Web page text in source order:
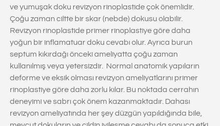
ve yumuşak doku revizyon rinoplastide çok önemlidir.
Çoğu zaman ciltte bir skar (nebde) dokusu olabilir.
Revizyon rinoplastide primer rinoplastiye göre daha
yoğun bir inflamatuar doku cevabı olur. Ayrıca burun
septum kıkırdağı önceki ameliyatta çoğu zaman
kullanılmış veya yetersizdir. Normal anatomik yapıların
deforme ve eksik olması revizyon ameliyatlarını primer
rinoplastiye göre daha zorlu kılar. Bu noktada cerrahın
deneyimi ve sabrı çok önem kazanmaktadır. Dahası
revizyon ameliyatında her şey düzgün yapıldığında bile,